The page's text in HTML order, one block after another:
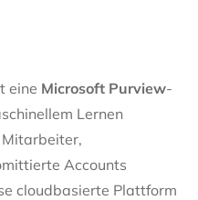
eine Microsoft Purview-
Lernen
Accounts
cloudbasierte Plattform